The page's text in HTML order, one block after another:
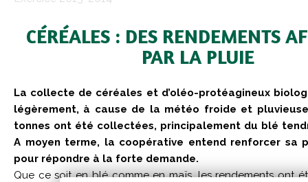
CÉRÉALES : DES RENDEMENTS
PAR LA PLUIE
La collecte de céréales et d’oléo-protéagineux
légèrement, à cause de la météo froide et
tonnes ont été collectées, principalement du blé
A moyen terme, la coopérative entend renforcer sa
pour répondre à la forte demande.
Que ce soit en blé comme en maïs, les rendements ont